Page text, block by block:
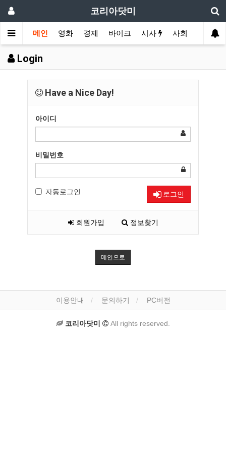
코리아닷미
메인 영화 경제 바이크 시사 사회 스포츠
Login
Have a Nice Day!
아이디
비밀번호
자동로그인 로그인
회원가입 정보찾기
메인으로
이용안내 문의하기 PC버전
코리아닷미 All rights reserved.